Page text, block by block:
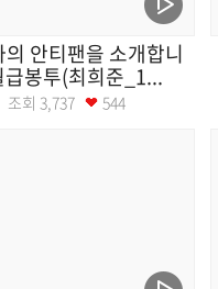
안티팬을 소개합니
급봉투(최희준_1...
조회 3,737 544